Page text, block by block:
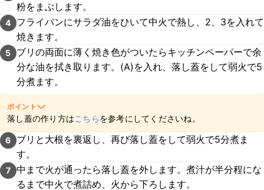
粉をまぶします。
4
フライパンにサラダ油をひいて中火で熱し、2、3を入れて
焼きます。
5
ブリの両面に薄く焼き色がついたらキッチンペーパーで余
分な油を拭き取ります。(A)を入れ、落し蓋をして弱火で5
分煮ます。
ポイント
落し蓋の作り方はこちらを参考にしてくださいね。
6
ブリと大根を裏返し、再び落し蓋をして弱火で5分煮ま
す。
7 中まで火が通ったら落し蓋を外します。煮汁が半分程にな
るまで中火で煮詰め、火から下ろします。